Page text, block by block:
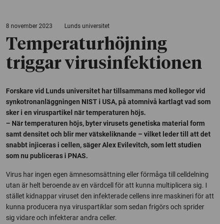
8 november 2023 Lunds universitet
Temperaturhöjning
triggar virusinfektionen
Forskare vid Lunds universitet har tillsammans med kollegor vid
synkotronanläggningen NIST i USA, på atomnivå kartlagt vad som
sker i en viruspartikel när temperaturen höjs.
– När temperaturen höjs, byter virusets genetiska material form
samt densitet och blir mer vätskeliknande – vilket leder till att det
snabbt injiceras i cellen, säger Alex Evilevitch, som lett studien
som nu publiceras i PNAS.
Virus har ingen egen ämnesomsättning eller förmåga till celldelning
utan är helt beroende av en värdcell för att kunna multiplicera sig. I
stället kidnappar viruset den infekterade cellens inre maskineri för att
kunna producera nya viruspartiklar som sedan frigörs och sprider
sig vidare och infekterar andra celler.